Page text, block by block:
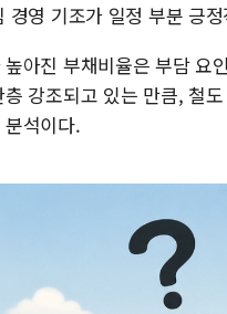
경영 기조가 일정 부분 긍
아진 부채비율은 부담
강조되고 있는 만큼, 철
석이다.